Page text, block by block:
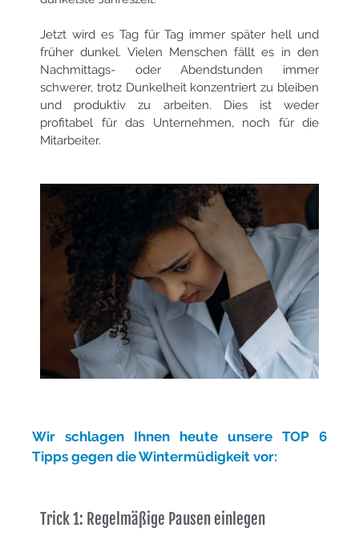
Jetzt wird es Tag für Tag immer später hell und
früher dunkel. Vielen Menschen fällt es in den
Nachmittags- oder Abendstunden immer
schwerer, trotz Dunkelheit konzentriert zu bleiben
und produktiv zu arbeiten. Dies ist weder
profitabel für das Unternehmen, noch für die
Mitarbeiter.
Wir schlagen Ihnen heute unsere TOP 6
Tipps gegen die Wintermüdigkeit vor:
Trick 1: Regelmäßige Pausen einlegen